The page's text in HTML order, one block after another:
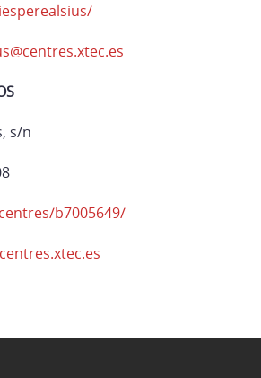
s/n
b7005649/